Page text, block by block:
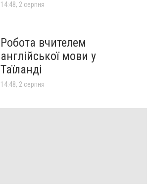
14:48, 2 серпня
Робота вчителем
англійської мови у
Таїланді
14:48, 2 серпня